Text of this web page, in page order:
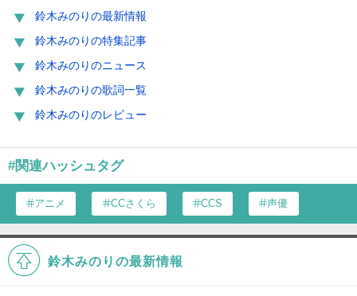
鈴木みのりの最新情報
鈴木みのりの特集記事
鈴木みのりのニュース
鈴木みのりの歌詞一覧
鈴木みのりのレビュー
#関連ハッシュタグ
アニメ CCさくら CCS 声優
鈴木みのりの最新情報